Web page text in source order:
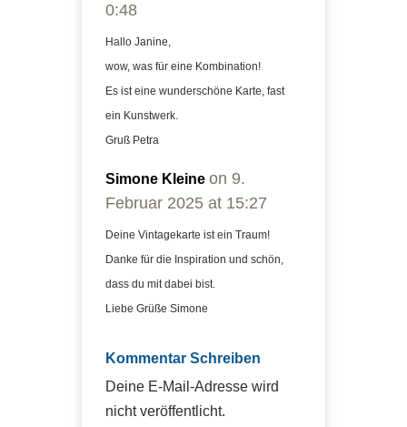
0:48
Hallo Janine,
wow, was für eine Kombination!
Es ist eine wunderschöne Karte, fast
ein Kunstwerk.
Gruß Petra
Simone Kleine on 9.
Februar 2025 at 15:27
Deine Vintagekarte ist ein Traum!
Danke für die Inspiration und schön,
dass du mit dabei bist.
Liebe Grüße Simone
Kommentar Schreiben
Deine E-Mail-Adresse wird
nicht veröffentlicht.